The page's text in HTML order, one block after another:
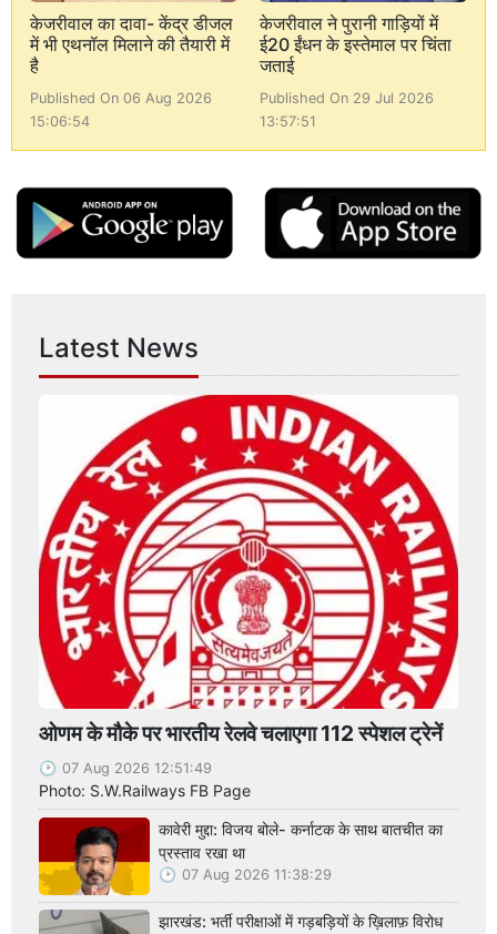
केजरीवाल का दावा- केंद्र डीजल
में भी एथनॉल मिलाने की तैयारी में
है
Published On 06 Aug 2026
15:06:54
केजरीवाल ने पुरानी गाड़ियों में
ई20 ईंधन के इस्तेमाल पर चिंता
जताई
Published On 29 Jul 2026
13:57:51
Latest News
ओणम के मौके पर भारतीय रेलवे चलाएगा 112 स्पेशल ट्रेनें
07 Aug 2026 12:51:49
Photo: S.W.Railways FB Page
कावेरी मुद्दा: विजय बोले- कर्नाटक के साथ बातचीत का
प्रस्ताव रखा था
07 Aug 2026 11:38:29
झारखंड: भर्ती परीक्षाओं में गड़बड़ियों के ख़िलाफ़ विरोध